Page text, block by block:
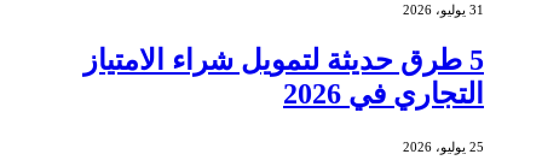
31 يوليو، 2026
5 طرق حديثة لتمويل شراء الامتياز
التجاري في 2026
25 يوليو، 2026